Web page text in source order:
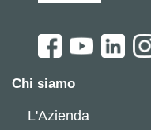
Chi siamo
L'Azienda